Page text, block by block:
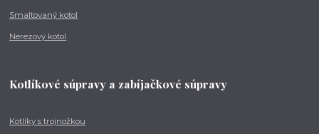
Smaltovaný kotol
Nerezový kotol
Kotlíkové súpravy a zabíjačkové súpravy
Kotlíky s trojnožkou